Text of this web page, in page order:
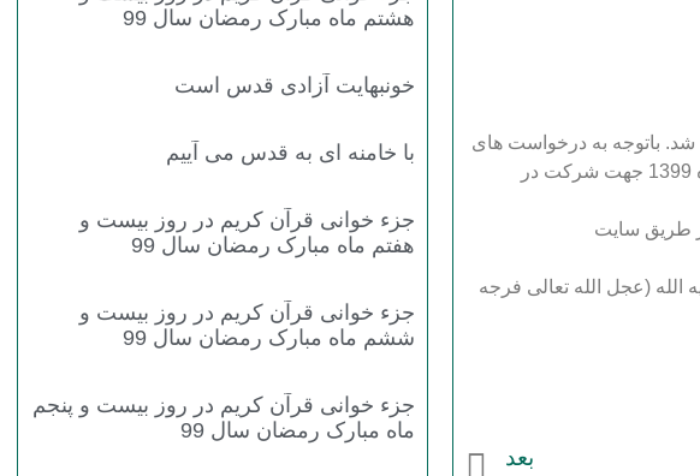
شد. باتوجه به درخواست های
مکرر علاقه مندان مبنی بر بازگشایی و تمدید مهلت مسابقه، دبیرخانه مسابقات تا ساعت 24 مورخ 24 اردیبهشت ماه 1399 جهت شرکت در
طریق سایت
(عجل الله تعالی فرجه
بعد
هشتم ماه مبارک رمضان سال 99
خونبهایت آزادی قدس است
با خامنه ای به قدس می آییم
جزء خوانی قرآن کریم در روز بیست و
هفتم ماه مبارک رمضان سال 99
جزء خوانی قرآن کریم در روز بیست و
ششم ماه مبارک رمضان سال 99
جزء خوانی قرآن کریم در روز بیست و پنجم
ماه مبارک رمضان سال 99